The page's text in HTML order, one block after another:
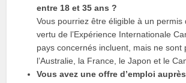
entre 18 et 35 ans ?
Vous pourriez être éligible à un permis
vertu de l’Expérience Internationale
pays concernés incluent, mais ne sont
l’Australie, la France, le Japon et le
Vous avez une offre d’emploi